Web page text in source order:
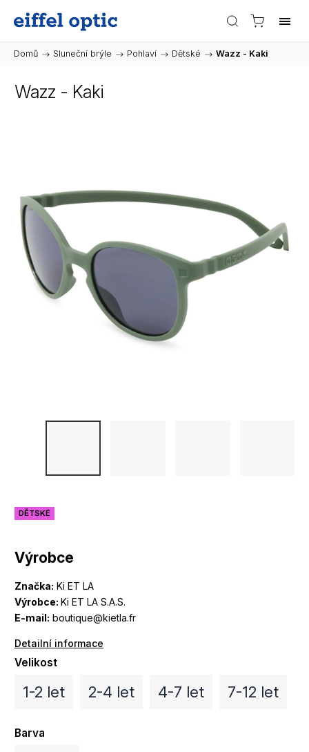
Domů / Sluneční brýle / Pohlaví / Dětské / Wazz - Kaki
Wazz - Kaki
Výrobce
Značka: Ki ET LA
Výrobce: Ki ET LA S.A.S.
E-mail: boutique@kietla.fr
Detailní informace
DĚTSKÉ
Velikost
1-2 let 2-4 let 4-7 let 7-12 let
Barva